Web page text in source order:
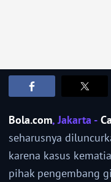
Bola.com, Jakarta -
seharusnya
karena kasus
pihak pengembang